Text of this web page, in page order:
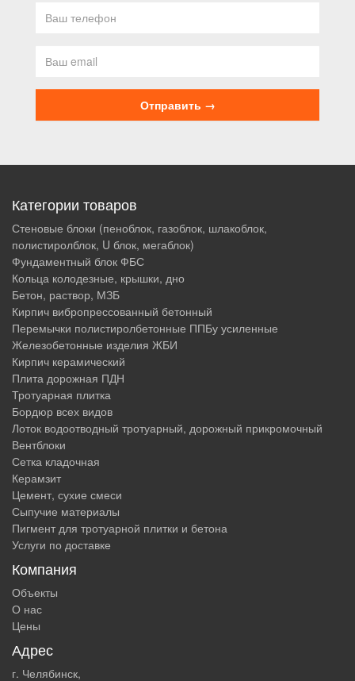
Категории товаров
Стеновые блоки (пеноблок, газоблок, шлакоблок,
полистиролблок, U блок, мегаблок)
Фундаментный блок ФБС
Кольца колодезные, крышки, дно
Бетон, раствор, МЗБ
Кирпич вибропрессованный бетонный
Перемычки полистиролбетонные ППБу усиленные
Железобетонные изделия ЖБИ
Кирпич керамический
Плита дорожная ПДН
Тротуарная плитка
Бордюр всех видов
Лоток водоотводный тротуарный, дорожный прикромочный
Вентблоки
Сетка кладочная
Керамзит
Цемент, сухие смеси
Сыпучие материалы
Пигмент для тротуарной плитки и бетона
Услуги по доставке
Компания
Объекты
О нас
Цены
Адрес
г. Челябинск,